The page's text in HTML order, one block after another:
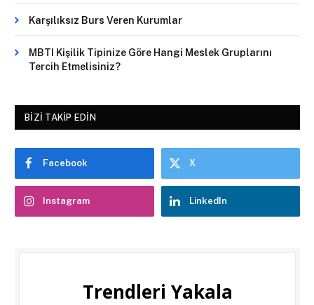
Karşılıksız Burs Veren Kurumlar
MBTI Kişilik Tipinize Göre Hangi Meslek Gruplarını
Tercih Etmelisiniz?
BIZI TAKIP EDIN
Facebook X
Instagram LinkedIn
Trendleri Yakala